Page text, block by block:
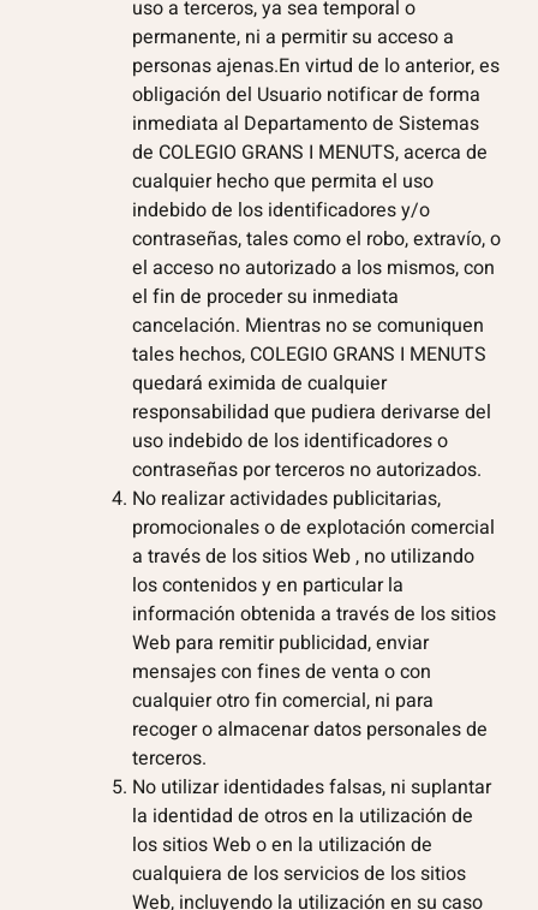
uso a terceros, ya sea temporal o
permanente, ni a permitir su acceso a
personas ajenas.En virtud de lo anterior, es
obligación del Usuario notificar de forma
inmediata al Departamento de Sistemas
de COLEGIO GRANS I MENUTS, acerca de
cualquier hecho que permita el uso
indebido de los identificadores y/o
contraseñas, tales como el robo, extravío, o
el acceso no autorizado a los mismos, con
el fin de proceder su inmediata
cancelación. Mientras no se comuniquen
tales hechos, COLEGIO GRANS I MENUTS
quedará eximida de cualquier
responsabilidad que pudiera derivarse del
uso indebido de los identificadores o
contraseñas por terceros no autorizados.
No realizar actividades publicitarias,
promocionales o de explotación comercial
a través de los sitios Web , no utilizando
los contenidos y en particular la
información obtenida a través de los sitios
Web para remitir publicidad, enviar
mensajes con fines de venta o con
cualquier otro fin comercial, ni para
recoger o almacenar datos personales de
terceros.
No utilizar identidades falsas, ni suplantar
la identidad de otros en la utilización de
los sitios Web o en la utilización de
cualquiera de los servicios de los sitios
Web, incluyendo la utilización en su caso